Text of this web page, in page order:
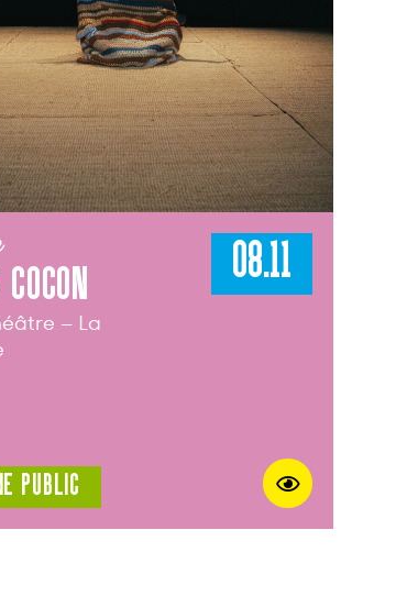
– La
08.11
PUBLIC